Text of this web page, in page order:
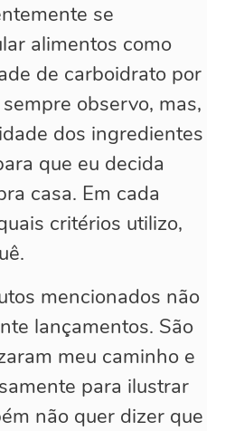
se
alimentos como
de carboidrato por
observo, mas,
dos ingredientes
que eu decida
casa. Em cada
critérios utilizo,
mencionados não
lançamentos. São
meu caminho e
para ilustrar
não quer dizer que